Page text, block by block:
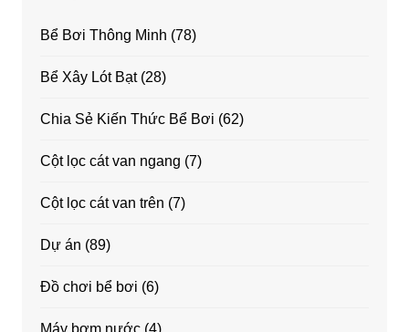
Bể Bơi Thông Minh (78)
Bể Xây Lót Bạt(28)
Chia Sẻ Kiến Thức Bể Bơi (62)
Cột lọc cát van ngang (7)
Cột lọc cát van trên (7)
Dự án (89)
Đồ chơi bể bơi (6)